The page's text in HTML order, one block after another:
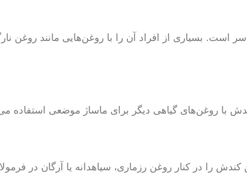
است. بسیاری از افراد آن را با روغن‌هایی مانند
با روغن‌های گیاهی دیگر برای ماساژ موضعی
را در کنار روغن رزماری، سیاهدانه یا آرگان در